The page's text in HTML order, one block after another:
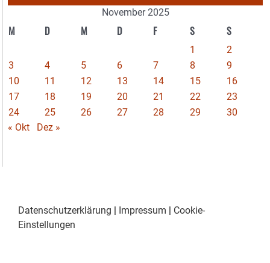
November 2025
M D M D F S S
1
2
3
4 5 6 7 8
9
10
11 12 13 14 15
16
17
18 19 20 21 22
23
24
25 26 27 28 29
30
« Okt
Dez »
Datenschutzerklärung Impressum
Cookie-
Einstellungen